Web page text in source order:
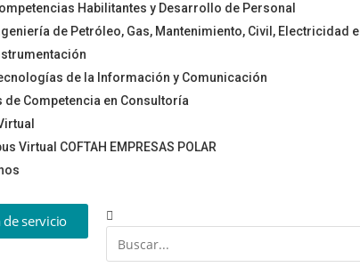
Habilitantes y Desarrollo de Personal
de Petróleo, Gas, Mantenimiento, Civil, Electricidad e
de la Información y Comunicación
de Competencia en Consultoría
Virtual COFTAH EMPRESAS POLAR
servicio